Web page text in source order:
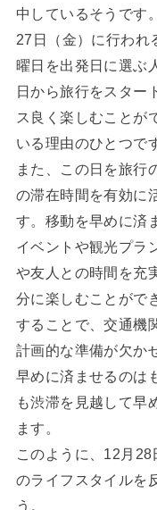
中しているそうです
27日（金）に行われ
曜日を出発日に選ぶ
日から旅行をスター
ス良く楽しむことが
いる理由のひとつで
また、この日を旅行
の滞在時間を有効に
す。移動を早めに済
イベントや観光プラ
や友人との時間を充
分に楽しむことがで
することで、交通機
計画的な準備が欠か
早めに済ませるのは
も渋滞を見越して早
ます。
このように、12月28
のライフスタイルを
う。